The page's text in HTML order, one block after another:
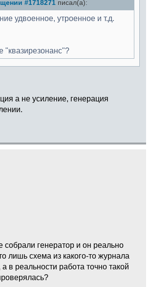
#1718271 писал(а):
удвоенное, утроенное и т.д.
"квазирезонанс"?
а не усиление, генерация
собрали генератор и он реально
лишь схема из какого-то журнала
в реальности работа точно такой